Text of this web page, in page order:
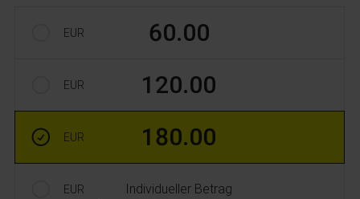
EUR 60.00
EUR 120.00
EUR 180.00
EUR Individueller Betrag